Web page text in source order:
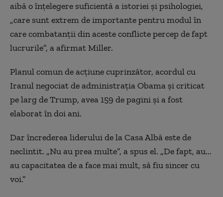
aibă o înțelegere suficientă a istoriei și psihologiei,
„care sunt extrem de importante pentru modul în
care combatanții din aceste conflicte percep de fapt
lucrurile”, a afirmat Miller.
Planul comun de acțiune cuprinzător, acordul cu
Iranul negociat de administrația Obama și criticat
pe larg de Trump, avea 159 de pagini și a fost
elaborat în doi ani.
Dar încrederea liderului de la Casa Albă este de
neclintit. „Nu au prea multe”, a spus el. „De fapt, au...
au capacitatea de a face mai mult, să fiu sincer cu
voi.”